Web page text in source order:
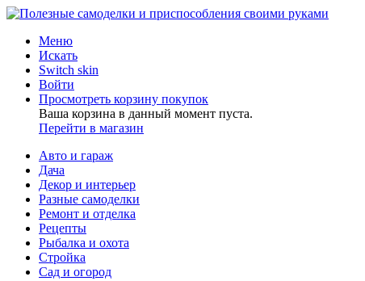
Меню
Искать
Switch skin
Войти
Просмотреть корзину покупок
Ваша корзина в данный момент пуста.
Перейти в магазин
Авто и гараж
Дача
Декор и интерьер
Разные самоделки
Ремонт и отделка
Рецепты
Рыбалка и охота
Стройка
Сад и огород